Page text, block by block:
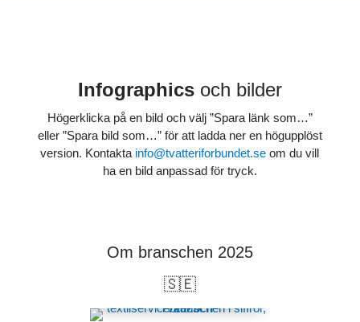
Infographicsoch bilder
Högerklicka på en bild och välj ”Spara länk som…”
eller ”Spara bild som…” för att ladda ner en högupplöst
version. Kontakta info@tvatteriforbundet.se om du vill
ha en bild anpassad för tryck.
Om branschen 2025
🇸🇪